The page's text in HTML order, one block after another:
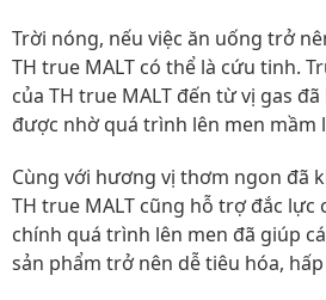
Trời nóng, nếu việc ăn uống trở
TH true MALT có thể là cứu tinh.
của TH true MALT đến từ vị gas
được nhờ quá trình lên men mầm
Cùng với hương vị thơm ngon đã
TH true MALT cũng hỗ trợ đắc lực
chính quá trình lên men đã giúp
sản phẩm trở nên dễ tiêu hóa,